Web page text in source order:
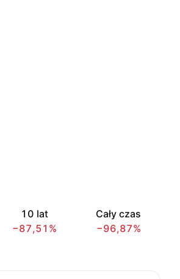
10 lat
−87,51%
Cały czas
−96,87%